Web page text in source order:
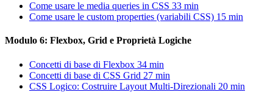
Come usare le media queries in CSS 33 min
Come usare le custom properties (variabili CSS) 15 min
Modulo 6: Flexbox, Grid e Proprietà Logiche
Concetti di base di Flexbox 34 min
Concetti di base di CSS Grid 27 min
CSS Logico: Costruire Layout Multi-Direzionali 20 min